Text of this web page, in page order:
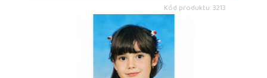
Kód produktu: 3213